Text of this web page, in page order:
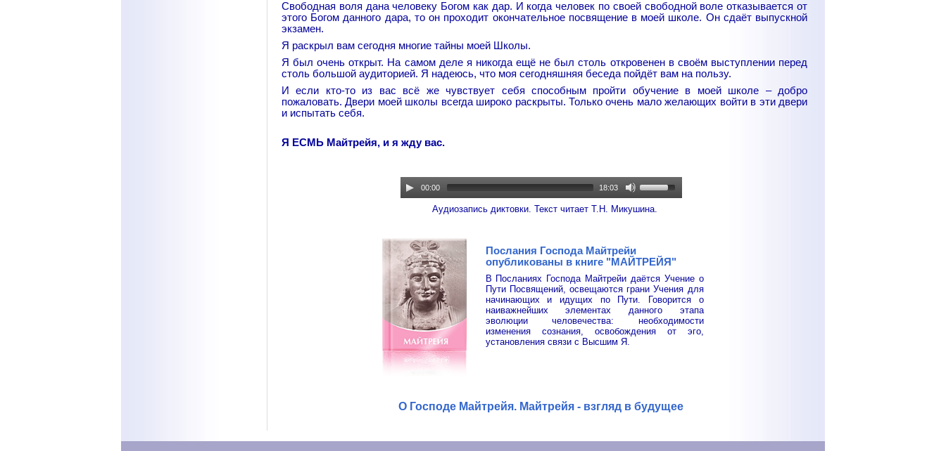
Свободная воля дана человеку Богом как дар. И когда человек по своей свободной воле отказывается от
этого Богом данного дара, то он проходит окончательное посвящение в моей школе. Он сдаёт выпускной
экзамен.
Я раскрыл вам сегодня многие тайны моей Школы.
Я был очень открыт. На самом деле я никогда ещё не был столь откровенен в своём выступлении перед
столь большой аудиторией. Я надеюсь, что моя сегодняшняя беседа пойдёт вам на пользу.
И если кто-то из вас всё же чувствует себя способным пройти обучение в моей школе – добро
пожаловать. Двери моей школы всегда широко раскрыты. Только очень мало желающих войти в эти двери
и испытать себя.
Я ЕСМЬ Майтрейя, и я жду вас.
00:00 18:03
Аудиозапись диктовки. Текст читает Т.Н. Микушина.
Послания Господа Майтрейи
опубликованы в книге "МАЙТРЕЙЯ"
В Посланиях Господа Майтрейи даётся Учение о
Пути Посвящений, освещаются грани Учения для
начинающих и идущих по Пути. Говорится о
наиважнейших элементах данного этапа
эволюции человечества: необходимости
изменения сознания, освобождения от эго,
установления связи с Высшим Я.
О Господе Майтрейя. Майтрейя - взгляд в будущее